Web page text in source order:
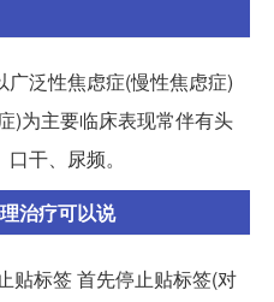
泛性焦虑症(慢性焦虑症)
)为主要临床表现常伴有头
干、尿频。
治疗可以说
贴标签 首先停止贴标签(对